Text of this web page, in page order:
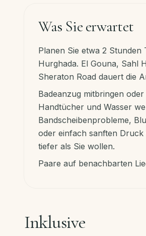
Was Sie erwartet
Planen Sie etwa 2
Hurghada. El Gouna, Sahl
Sheraton Road dauert die
Badeanzug mitbringen
Handtücher und Wasser
Bandscheibenprobleme,
oder einfach sanften
tiefer als Sie wollen.
Paare auf benachbarten
Inklusive